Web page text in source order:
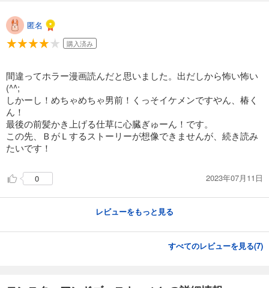
匿名
購入済み
間違ってホラー漫画読んだと思いました。出だしから怖い怖い
(^^;
しかーし！めちゃめちゃ男前！くっそイケメンですやん、椿く
ん！
最後の前髪かき上げる仕草に心臓ぎゅーん！です。
この先、ＢがＬするストーリーが想像できませんが、続き読み
たいです！
0 2023年07月11日
レビューをもっと見る
すべてのレビューを見る(7)